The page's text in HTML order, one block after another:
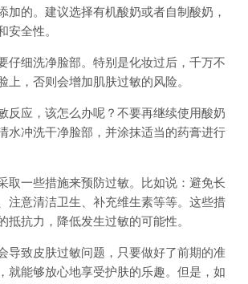
加的。建议选择有机酸奶或者自制酸奶，
安全性。
仔细洗净脸部。特别是化妆过后，千万不
上，否则会增加肌肤过敏的风险。
反应，该怎么办呢？不要再继续使用酸奶
水冲洗干净脸部，并涂抹适当的药膏进行
取一些措施来预防过敏。比如说：避免长
注意清洁卫生、补充维生素等等。这些措
抵抗力，降低发生过敏的可能性。
导致皮肤过敏问题，只要做好了前期的准
就能够放心地享受护肤的乐趣。但是，如